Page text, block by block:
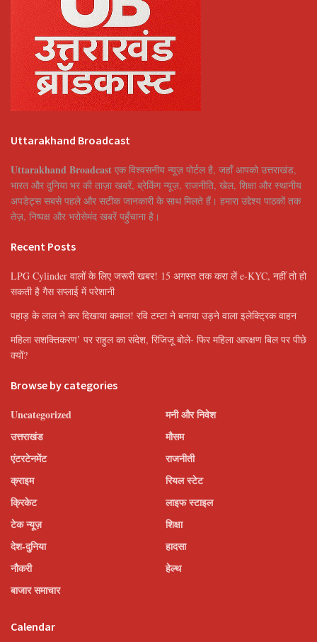
Uttarakhand Broadcast
Uttarakhand Broadcast एक विश्वसनीय न्यूज़ पोर्टल है, जहाँ आपको उत्तराखंड,
भारत और दुनिया भर की ताज़ा खबरें, ब्रेकिंग न्यूज़, राजनीति, खेल, शिक्षा और स्थानीय
अपडेट्स सबसे पहले और सटीक जानकारी के साथ मिलते हैं। हमारा उद्देश्य पाठकों तक
तेज़, निष्पक्ष और भरोसेमंद खबरें पहुँचाना है।
Recent Posts
LPG Cylinder वालों के लिए जरूरी खबर! 15 अगस्त तक करा लें e-KYC, नहीं तो हो
सकती है गैस सप्लाई में परेशानी
पहाड़ के लाल ने कर दिखाया कमाल! रवि टम्टा ने बनाया उड़ने वाला इलेक्ट्रिक वाहन
महिला सशक्तिकरण’ पर राहुल का संदेश, रिजिजू बोले- फिर महिला आरक्षण बिल पर पीछे
क्यों?
Browse by categories
Uncategorized
उत्तराखंड
एंटरटेनमेंट
क्राइम
क्रिकेट
टेक न्यूज़
देश-दुनिया
नौकरी
बाजार समाचार
मनी और निवेश
मौसम
राजनीती
रियल स्टेट
लाइफ स्टाइल
शिक्षा
हादसा
हेल्थ
Calendar